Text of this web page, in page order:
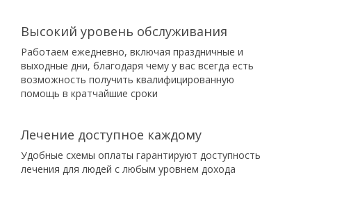
Высокий уровень обслуживания
Работаем ежедневно, включая праздничные и
выходные дни, благодаря чему у вас всегда есть
возможность получить квалифицированную
помощь в кратчайшие сроки
Лечение доступное каждому
Удобные схемы оплаты гарантируют доступность
лечения для людей с любым уровнем дохода